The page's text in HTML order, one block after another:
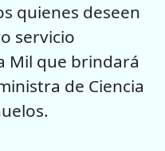
quienes deseen
servicio
Mil que brindará
de Ciencia